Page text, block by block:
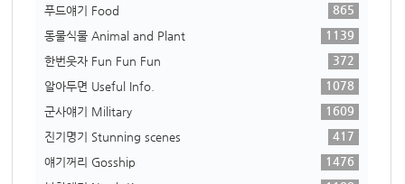
푸드얘기 Food
865
동물식물 Animal and Plant
1139
한번웃자 Fun Fun Fun
372
알아두면 Useful Info.
1078
군사얘기 Military
1609
진기명기 Stunning scenes
417
얘기꺼리 Gosship
1476